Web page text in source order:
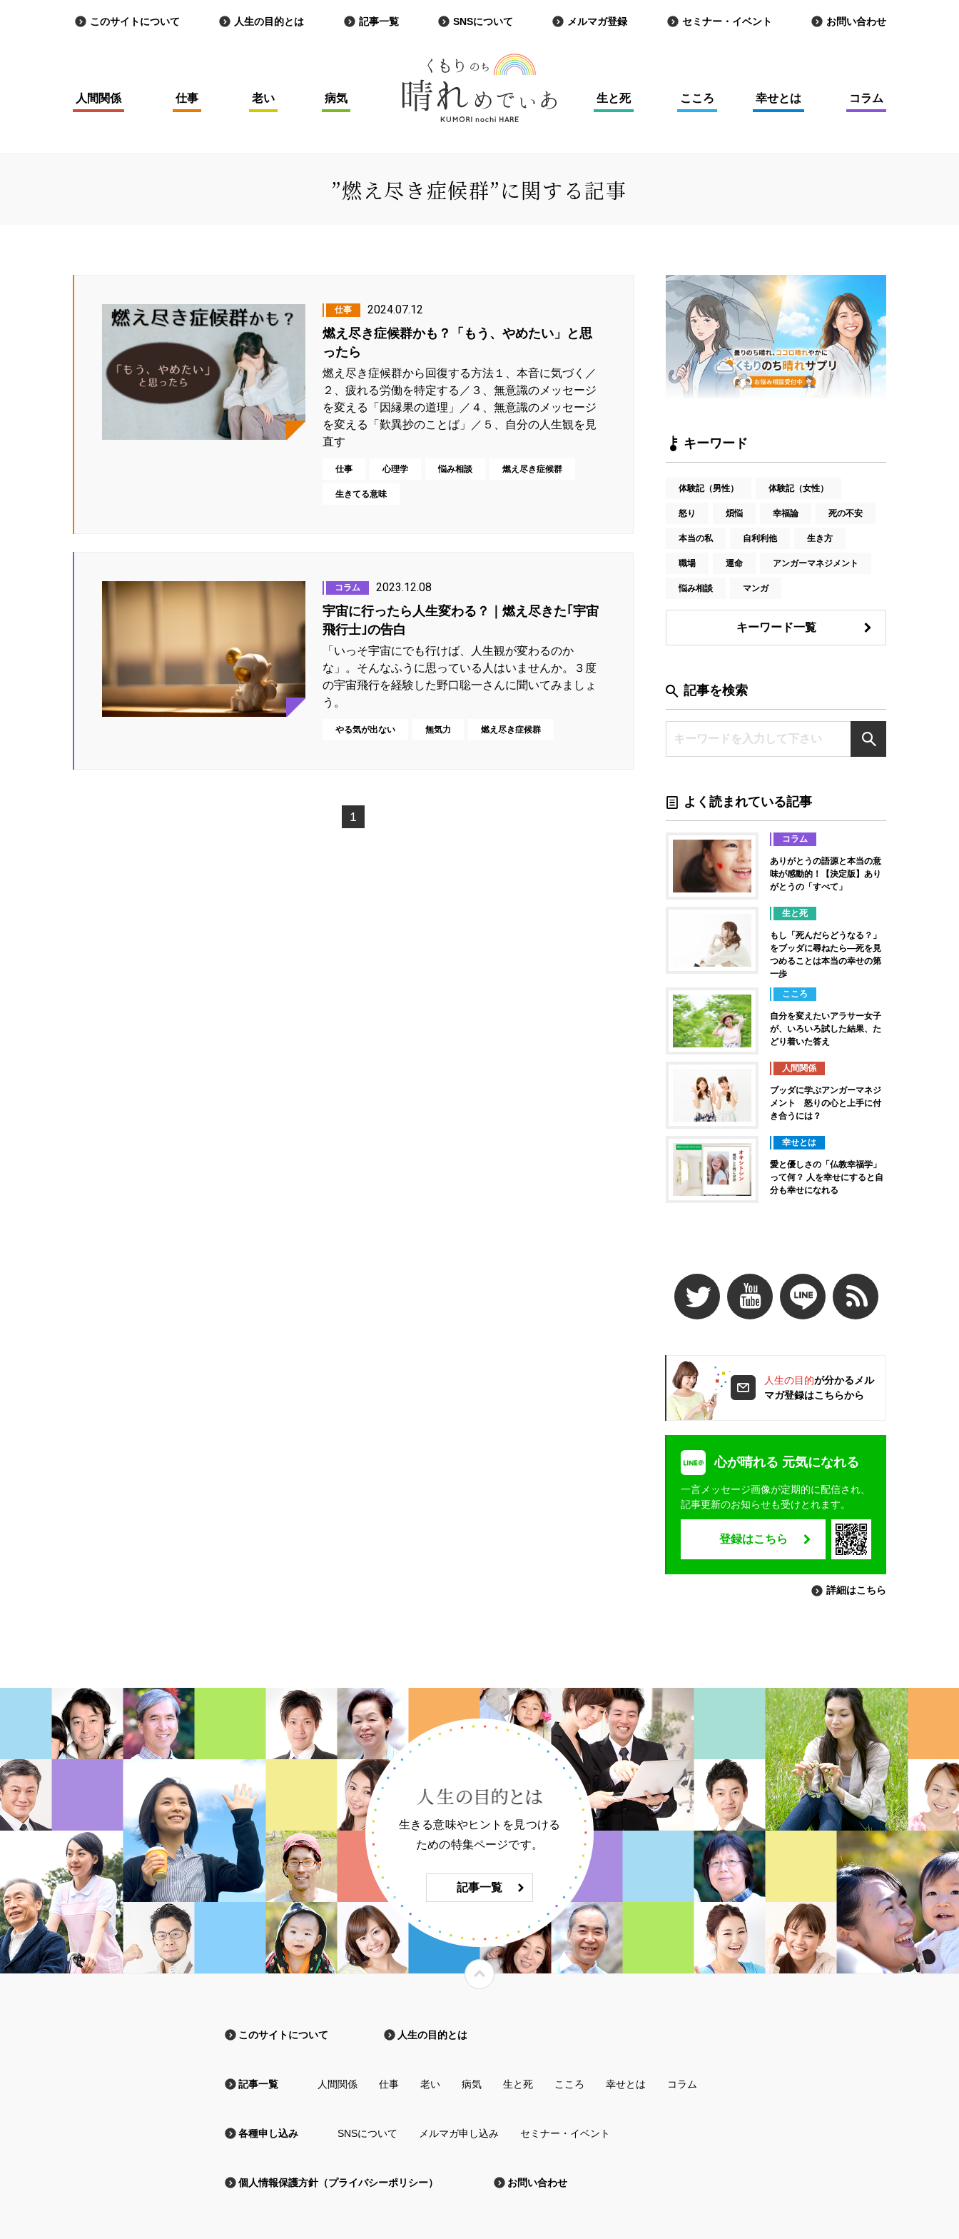
このサイトについて 人生の目的とは 記事一覧 SNSについて メルマガ登録 セミナー・イベント お問い合わせ
人間関係 仕事 老い 病気 生と死 こころ 幸せとは コラム
”燃え尽き症候群”に関する記事
仕事 2024.07.12
燃え尽き症候群かも？「もう、やめたい」と思
ったら
燃え尽き症候群から回復する方法１、本音に気づく／
２、疲れる労働を特定する／３、無意識のメッセージ
を変える「因縁果の道理」／４、無意識のメッセージ
を変える「歎異抄のことば」／５、自分の人生観を見
直す
仕事 心理学 悩み相談 燃え尽き症候群
生きてる意味
コラム 2023.12.08
宇宙に行ったら人生変わる？｜燃え尽きた｢宇宙
飛行士｣の告白
「いっそ宇宙にでも行けば、人生観が変わるのか
な」。そんなふうに思っている人はいませんか。３度
の宇宙飛行を経験した野口聡一さんに聞いてみましょ
う。
やる気が出ない 無気力 燃え尽き症候群
1
キーワード
体験記（男性） 体験記（女性）
怒り 煩悩 幸福論 死の不安
本当の私 自利利他 生き方
職場 運命 アンガーマネジメント
悩み相談 マンガ
キーワード一覧
記事を検索
よく読まれている記事
コラム
ありがとうの語源と本当の意
味が感動的！【決定版】あり
がとうの「すべて」
生と死
もし「死んだらどうなる？」
をブッダに尋ねたら―死を見
つめることは本当の幸せの第
一歩
こころ
自分を変えたいアラサー女子
が、いろいろ試した結果、た
どり着いた答え
人間関係
ブッダに学ぶアンガーマネジ
メント 怒りの心と上手に付
き合うには？
幸せとは
愛と優しさの「仏教幸福学」
って何？ 人を幸せにすると自
分も幸せになれる
人生の目的が分かるメル
マガ登録はこちらから
心が晴れる 元気になれる
一言メッセージ画像が定期的に配信され、
記事更新のお知らせも受けとれます。
登録はこちら
詳細はこちら
生きる意味やヒントを見つける
ための特集ページです。
記事一覧
このサイトについて 人生の目的とは
記事一覧 人間関係 仕事 老い 病気 生と死 こころ 幸せとは コラム
各種申し込み SNSについて メルマガ申し込み セミナー・イベント
個人情報保護方針（プライバシーポリシー） お問い合わせ